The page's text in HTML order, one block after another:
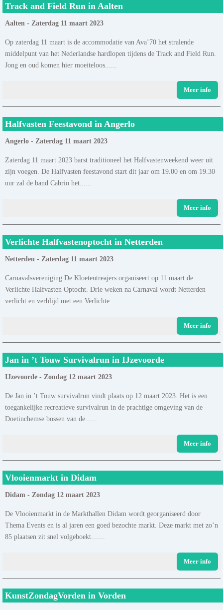
Track and Field Run in Aalten
Aalten - Zaterdag 11 maart 2023
Op zaterdag 11 maart is de accommodatie van Ava’70 het stralende
middelpunt van het Nederlandse hardlopen tijdens de Track and Field Run.
Jong en oud komen hier moeiteloos......
Meer info
Halfvasten Feestavond in Angerlo
Angerlo - Zaterdag 11 maart 2023
Zaterdag 11 maart 2023 barst traditioneel het Halfvastenweekend weer uit
zijn voegen. De Halfvasten feestavond start dit jaar om 19.00 en om 19.30
uur zal de band Cabrio het......
Meer info
Verlichte Halfvastenoptocht in Netterden
Netterden - Zaterdag 11 maart 2023
Carnavalsvereniging De Kloetentreajers organiseert op 11 maart de
Verlichte Halfvasten Optocht. Drie weken na Carnaval wordt Netterden
verlicht en verblijd met een Verlichte......
Meer info
Jan in ’t Touw Survivalrun in IJzevoorde
IJzevoorde - Zondag 12 maart 2023
De Jan in ’t Touw survivalrun vindt plaats op 12 maart 2023. Het is een
toegankelijke recreatieve survivalrun in de prachtige omgeving van de
Doetinchemse bossen van de......
Meer info
Vlooienmarkt in Didam
Didam - Zondag 12 maart 2023
De Vlooienmarkt in de Markthallen Didam wordt georganiseerd door
Thema Events en is al jaren een goed bezochte markt. Deze markt met zo’n
85 plaatsen zit snel volgeboekt.......
Meer info
KunstZondagVorden in Vorden